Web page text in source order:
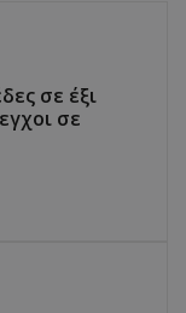
σε έξι
σε